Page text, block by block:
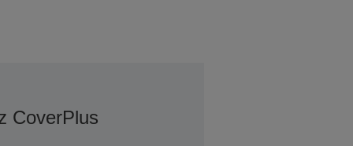
CoverPlus